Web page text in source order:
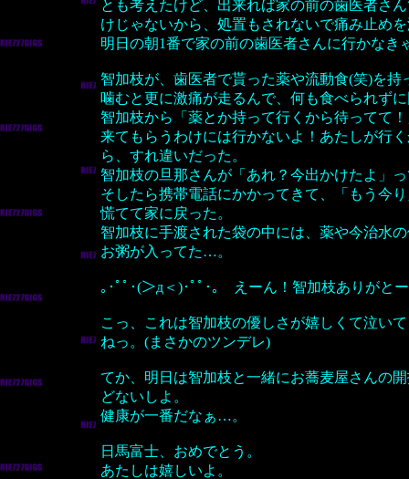
とも考えたけど、出来れば家の前の歯医者さ
けじゃないから、処置もされないで痛み止め
明日の朝1番で家の前の歯医者さんに行かなき
智加枝が、歯医者で貰った薬や流動食(笑)を持
噛むと更に激痛が走るんで、何も食べられず
智加枝から「薬とか持って行くから待ってて
来てもらうわけには行かないよ！あたしが行
ら、すれ違いだった。
智加枝の旦那さんが「あれ？今出かけたよ」
そしたら携帯電話にかかってきて、「もう今
慌てて家に戻った。
智加枝に手渡された袋の中には、薬や今治水
お粥が入ってた…。
｡･ﾟﾟ･(＞д＜)･ﾟﾟ･｡ えーん！智加枝ありがと
こっ、これは智加枝の優しさが嬉しくて泣い
ねっ。(まさかのツンデレ)
てか、明日は智加枝と一緒にお蕎麦屋さんの
どないしよ。
健康が一番だなぁ…。
日馬富士、おめでとう。
あたしは嬉しいよ。